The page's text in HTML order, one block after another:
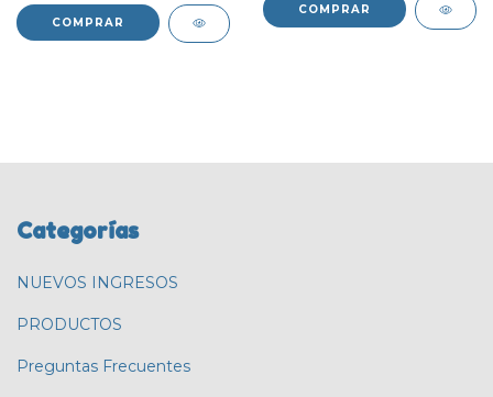
COMPRAR
COMPRAR
Categorías
NUEVOS INGRESOS
PRODUCTOS
Preguntas Frecuentes